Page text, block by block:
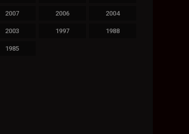
2007 2006 2004
2003 1997 1988
1985